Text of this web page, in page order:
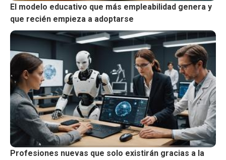
El modelo educativo que más empleabilidad genera y
que recién empieza a adoptarse
Profesiones nuevas que solo existirán gracias a la